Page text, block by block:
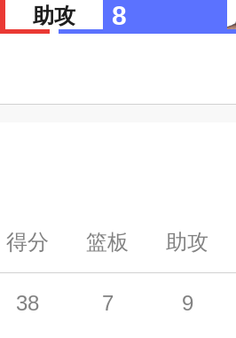
助攻 8
得分
38
篮板
7
助攻
9